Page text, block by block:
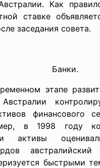
Как
ставке
заседания совета.
Банки.
этапе
финансового
в 1998 году
активы
быстрыми